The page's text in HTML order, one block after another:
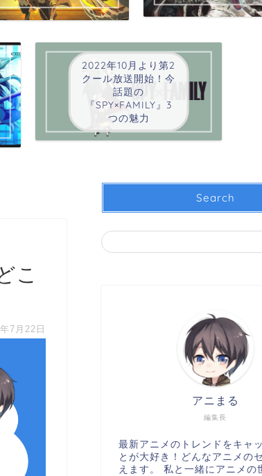
2022年10月より第2
クール放送開始！今
話題の
『SPY×FAMILY』3
つの魅力
こ
7月22日
Search
編集長
アニまる
最新アニメのトレンドをキャ
とが大好き！どんなアニメの
えます。 私と一緒にアニメの